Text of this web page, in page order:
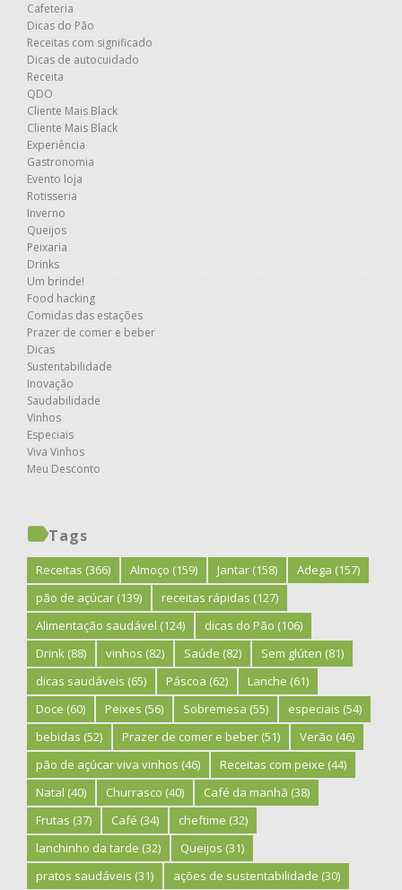
Cafeteria
Dicas do Pão
Receitas com significado
Dicas de autocuidado
Receita
QDO
Cliente Mais Black
Cliente Mais Black
Experiência
Gastronomia
Evento loja
Rotisseria
Inverno
Queijos
Peixaria
Drinks
Um brinde!
Food hacking
Comidas das estações
Prazer de comer e beber
Dicas
Sustentabilidade
Inovação
Saudabilidade
Vinhos
Especiais
Viva Vinhos
Meu Desconto
Tags
Receitas (366) Almoço (159) Jantar (158) Adega (157)
pão de açúcar (139) receitas rápidas (127)
Alimentação saudável (124) dicas do Pão (106)
Drink (88) vinhos (82) Saúde (82) Sem glúten (81)
dicas saudáveis (65) Páscoa (62) Lanche (61)
Doce (60) Peixes (56) Sobremesa (55) especiais (54)
bebidas (52) Prazer de comer e beber (51) Verão (46)
pão de açúcar viva vinhos (46) Receitas com peixe (44)
Natal (40) Churrasco (40) Café da manhã (38)
Frutas (37) Café (34) cheftime (32)
lanchinho da tarde (32) Queijos (31)
pratos saudáveis (31) ações de sustentabilidade (30)